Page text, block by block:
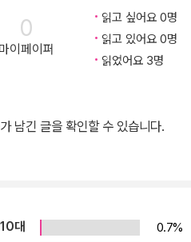
지를 모두 가진 사람은 정말 찾아보
윤이상 선생에게 감사해야 합니다.
해치고서도 이렇게 오래 살아주었
한 번 못 간 게 정말 안타깝습니다.
, 1995년 윤이상이 운명을 달리
양음악과는 거리가 먼 작은 나라
가운데 한 사람이자, 미국에서는
영향력 있는 작곡가로 손꼽힌 이.
0
마이페이퍼
읽고 싶어요 0명
읽고 있어요 0명
읽었어요 3명
남긴 글을 확인할 수 있습니다.
10대
0.7%